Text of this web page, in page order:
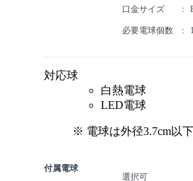
口金サイズ
必要電球個数 1
対応球
白熱電球
LED電球
※ 電球は外径3.7cm以
付属電球
選択可